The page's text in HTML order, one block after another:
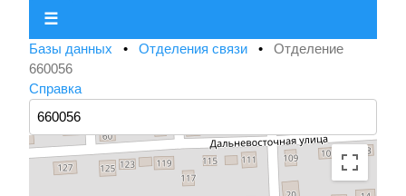
☰
Базы данных • Отделения связи • Отделение
660056
Справка